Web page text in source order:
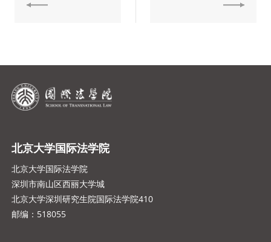
北京大学国际法学院
北京大学国际法学院
深圳市南山区西丽大学城
北京大学深圳研究生院国际法学院410
邮编：518055